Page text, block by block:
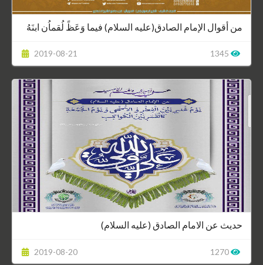
من أقوال الإمام الصادق(عليه السلام) فيما وَعَظً لُقماُن ابنَهُ
2019-08-21
حديث عن الامام الصادق (عليه السلام)
2019-08-20 1270